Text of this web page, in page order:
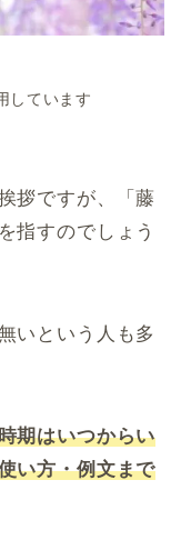
しています
拶ですが、「藤
指すのでしょう
いという人も多
期はいつからい
い方・例文まで